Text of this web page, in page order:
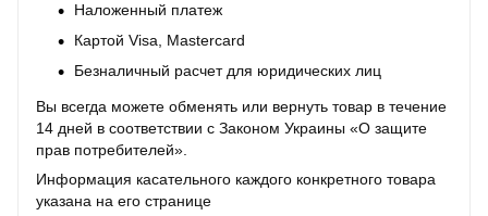
Наложенный платеж
Картой Visa, Mastercard
Безналичный расчет для юридических лиц
Вы всегда можете обменять или вернуть товар в течение
14 дней в соответствии с Законом Украины «О защите
прав потребителей».
Информация касательного каждого конкретного товара
указана на его странице